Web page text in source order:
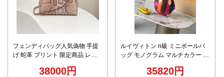
フェンディバッグ人気偽物 手提
げ 蛇革 プリント 限定商品 レザ
38000円
ルイヴィトン n級 ミニボールバ
ッグ モノグラム マルチカラー 精
35820円